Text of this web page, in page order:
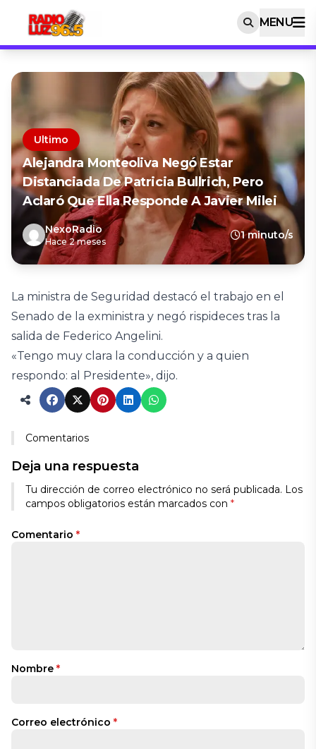
MENU
Ultimo
Alejandra Monteoliva Negó Estar
Distanciada De Patricia Bullrich, Pero
Aclaró Que Ella Responde A Javier Milei
NexoRadio
Hace 2 meses
1 minuto/s
La ministra de Seguridad destacó el trabajo en el
Senado de la exministra y negó rispideces tras la
salida de Federico Angelini.
«Tengo muy clara la conducción y a quien
respondo: al Presidente», dijo.
Comentarios
Deja una respuesta
Tu dirección de correo electrónico no será publicada. Los
campos obligatorios están marcados con *
Comentario *
Nombre *
Correo electrónico *